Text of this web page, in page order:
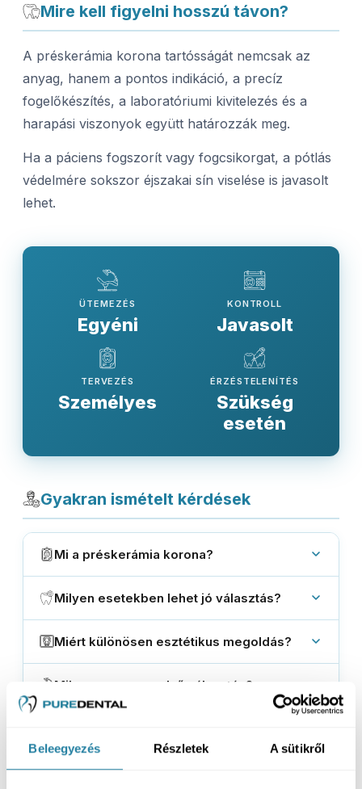
Beleegyezés Részletek A sütikről
Mire kell figyelni hosszú távon?
A préskerámia korona tartósságát nemcsak az
anyag, hanem a pontos indikáció, a precíz
fogelőkészítés, a laboratóriumi kivitelezés és a
harapási viszonyok együtt határozzák meg.
Ha a páciens fogszorít vagy fogcsikorgat, a pótlás
védelmére sokszor éjszakai sín viselése is javasolt
lehet.
ÜTEMEZÉS
Egyéni
KONTROLL
Javasolt
TERVEZÉS
Személyes
ÉRZÉSTELENÍTÉS
Szükség
esetén
Gyakran ismételt kérdések
Mi a préskerámia korona?
Milyen esetekben lehet jó választás?
Miért különösen esztétikus megoldás?
Mikor nem ez az első választás?